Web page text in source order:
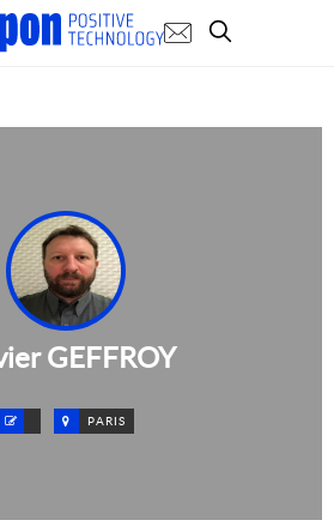
GEFFROY
PARIS